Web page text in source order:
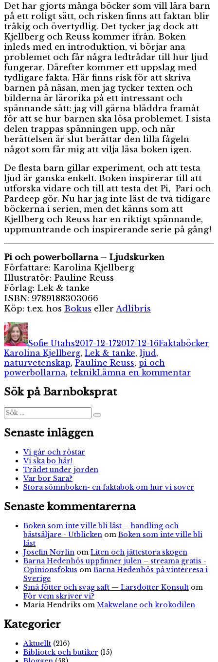
Det har gjorts många böcker som vill lära barn
på ett roligt sätt, och risken finns att faktan blir
tråkig och övertydlig. Det tycker jag dock att
Kjellberg och Reuss kommer ifrån. Boken
inleds med en introduktion, vi börjar ana
problemet och får några ledtrådar till hur ljud
fungerar. Därefter kommer ett uppslag med
tydligare fakta. Här finns risk för att skriva
barnen på näsan, men jag tycker texten och
bilderna är lärorika på ett intressant och
spännande sätt: jag vill gärna bläddra framåt
för att se hur barnen ska lösa problemet. I sista
delen trappas spänningen upp, och när
berättelsen är slut berättar den lilla fågeln
något som får mig att vilja läsa boken igen.
De flesta barn gillar experiment, och att testa
ljud är ganska enkelt. Boken inspirerar till att
utforska vidare och till att testa det Pi, Pari och
Pardeep gör. Nu har jag inte läst de två tidigare
böckerna i serien, men det känns som att
Kjellberg och Reuss har en riktigt spännande,
uppmuntrande och inspirerande serie på gång!
Pi och powerbollarna – Ljudskurken
Författare: Karolina Kjellberg
Illustratör: Pauline Reuss
Förlag: Lek & tanke
ISBN: 9789188303066
Köp: t.ex. hos Bokus eller Adlibris
Författare
Sofie Utahs2017-12-172017-12-16Faktaböcker
Karolina Kjellberg, Lek & tanke, ljud,
naturvetenskap, Pauline Reuss, pi och
powerbollarna, teknikLämna en kommentartill
Sök på Barnboksprat
Sök
efter:
Sök
Senaste inläggen
Vi går och röstar
Vi ska bo här!
Trädet under jorden
Var bor Sara?
Stora sömnboken- en faktabok om hur vi sover
Senaste kommentarerna
Boken som inte ville bli läst – handling och
bästsäljare - Utblicken om Boken som inte ville bli
läst
Josefin Norlin om Liten och jättestora skogen
Barna Hedenhös uppfinner julen – streama gratis -
Opinionsfokus om Barna Hedenhös på vinterresa i
Sverige
Små fötter och svag saft — Larsdotter Konsult om
För vem skriver vi?
Maria Hendriks om Makwelane och krokodilen
Kategorier
Aktuellt (216)
Bibliotek och butiker (15)